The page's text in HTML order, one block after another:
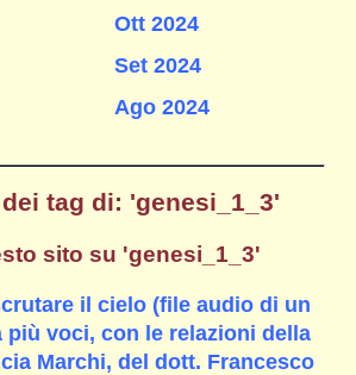
Ott 2024
Set 2024
Ago 2024
tag di: 'genesi_1_3'
sito su 'genesi_1_3'
il cielo (file audio di un
più voci, con le relazioni della
Marchi, del dott. Francesco